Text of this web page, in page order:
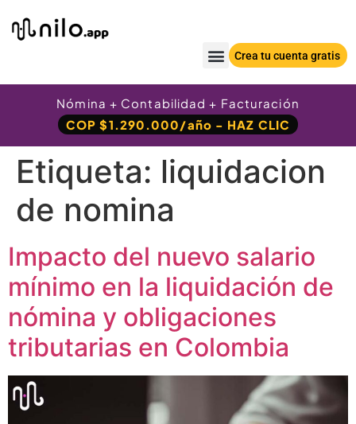
Crea tu cuenta gratis
Nómina + Contabilidad + Facturación
COP $1.290.000/año - HAZ CLIC
Etiqueta: liquidacion
de nomina
Impacto del nuevo salario
mínimo en la liquidación de
nómina y obligaciones
tributarias en Colombia